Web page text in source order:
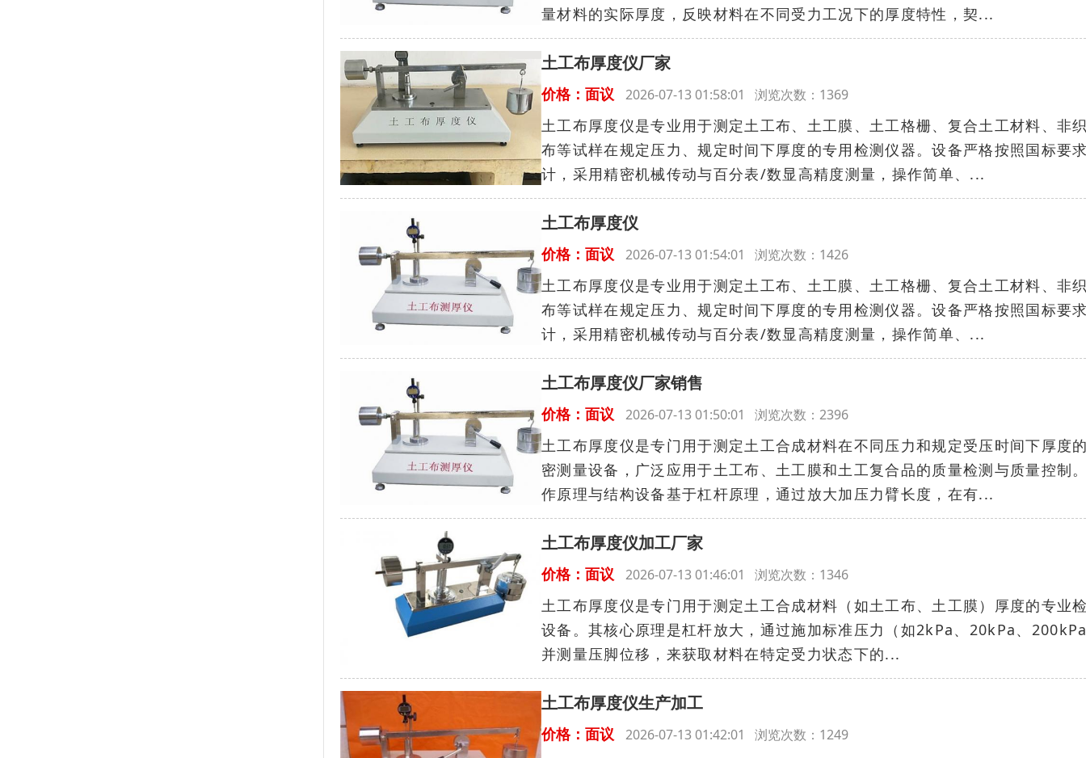
量材料的实际厚度，反映材料在不同受力工况下的厚度特性，契...
土工布厚度仪厂家
价格：面议 2026-07-13 01:58:01 浏览次数：1369
土工布厚度仪是专业用于测定土工布、土工膜、土工格栅、复合土工材料、非
布等试样在规定压力、规定时间下厚度的专用检测仪器。设备严格按照国标要
计，采用精密机械传动与百分表/数显高精度测量，操作简单、...
土工布厚度仪
价格：面议 2026-07-13 01:54:01 浏览次数：1426
土工布厚度仪是专业用于测定土工布、土工膜、土工格栅、复合土工材料、非
布等试样在规定压力、规定时间下厚度的专用检测仪器。设备严格按照国标要
计，采用精密机械传动与百分表/数显高精度测量，操作简单、...
土工布厚度仪厂家销售
价格：面议 2026-07-13 01:50:01 浏览次数：2396
土工布厚度仪是专门用于测定土工合成材料在不同压力和规定受压时间下厚度
密测量设备，广泛应用于土工布、土工膜和土工复合品的质量检测与质量控制
作原理与结构设备基于杠杆原理，通过放大加压力臂长度，在有...
土工布厚度仪加工厂家
价格：面议 2026-07-13 01:46:01 浏览次数：1346
土工布厚度仪是专门用于测定土工合成材料（如土工布、土工膜）厚度的专业
设备。其核心原理是杠杆放大，通过施加标准压力（如2kPa、20kPa、
并测量压脚位移，来获取材料在特定受力状态下的...
土工布厚度仪生产加工
价格：面议 2026-07-13 01:42:01 浏览次数：1249